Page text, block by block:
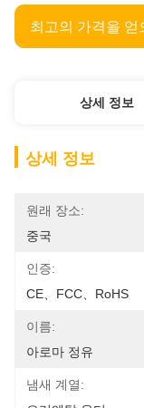
상세 정보
상세 정보
원래 장소:
중국
인증:
CE、FCC、RoHS
이름:
아로마 정유
냄새 계열: